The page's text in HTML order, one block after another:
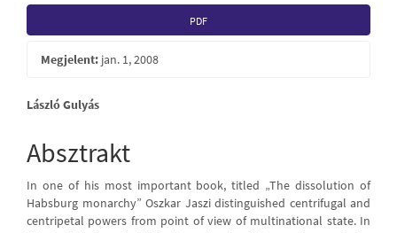
Article
Sidebar
PDF
Megjelent: jan. 1, 2008
Main
Article
Content
László Gulyás
Absztrakt
In one of his most important book, titled „The dissolution of
Habsburg monarchy” Oszkar Jaszi distinguished centrifugal and
centripetal powers from point of view of multinational state. In